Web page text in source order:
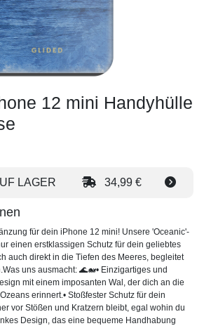
12 mini Handyhülle
LAGER 34,99 €
für dein iPhone 12 mini! Unsere 'Oceanic'-
einen erstklassigen Schutz für dein geliebtes
auch direkt in die Tiefen des Meeres, begleitet
uns ausmacht: 🌊🐋• Einzigartiges und
mit einem imposanten Wal, der dich an die
erinnert.• Stoßfester Schutz für dein
vor Stößen und Kratzern bleibt, egal wohin du
Design, das eine bequeme Handhabung